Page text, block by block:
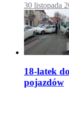
30 listopada
18-latek
pojazdów